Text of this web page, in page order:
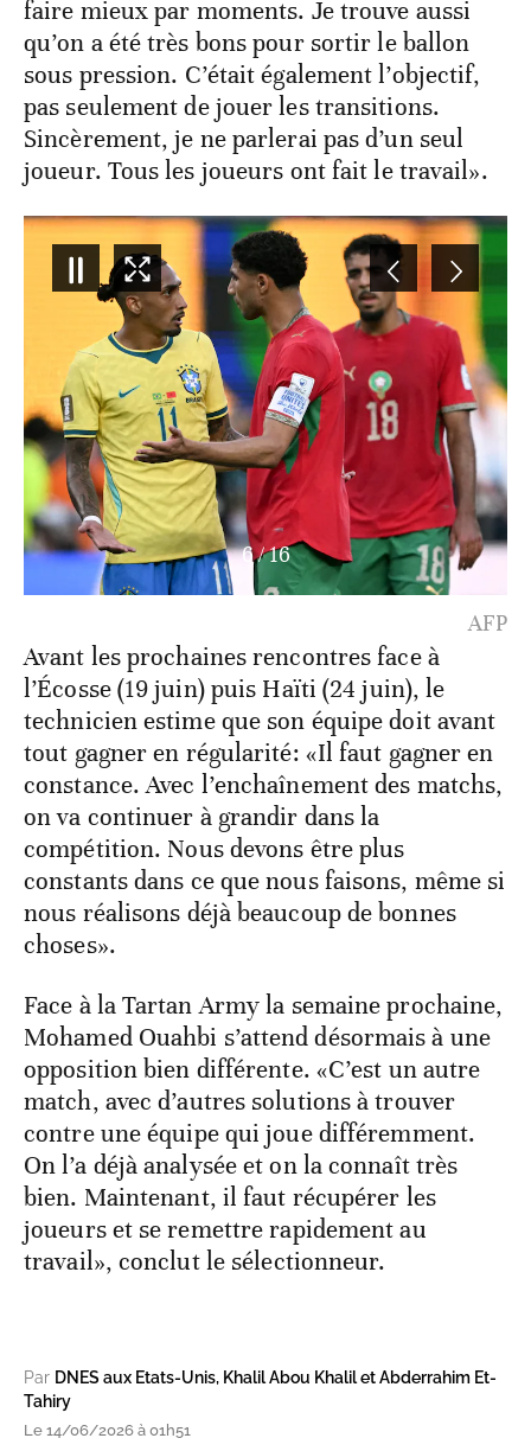
faire mieux par moments. Je trouve aussi
qu’on a été très bons pour sortir le ballon
sous pression. C’était également l’objectif,
pas seulement de jouer les transitions.
Sincèrement, je ne parlerai pas d’un seul
joueur. Tous les joueurs ont fait le travail».
6/16
AFP
Avant les prochaines rencontres face à
l’Écosse (19 juin) puis Haïti (24 juin), le
technicien estime que son équipe doit avant
tout gagner en régularité: «Il faut gagner en
constance. Avec l’enchaînement des matchs,
on va continuer à grandir dans la
compétition. Nous devons être plus
constants dans ce que nous faisons, même si
nous réalisons déjà beaucoup de bonnes
choses».
Face à la Tartan Army la semaine prochaine,
Mohamed Ouahbi s’attend désormais à une
opposition bien différente. «C’est un autre
match, avec d’autres solutions à trouver
contre une équipe qui joue différemment.
On l’a déjà analysée et on la connaît très
bien. Maintenant, il faut récupérer les
joueurs et se remettre rapidement au
travail», conclut le sélectionneur.
Par DNES aux Etats-Unis, Khalil Abou Khalil et Abderrahim Et-
Tahiry
Le 14/06/2026 à 01h51